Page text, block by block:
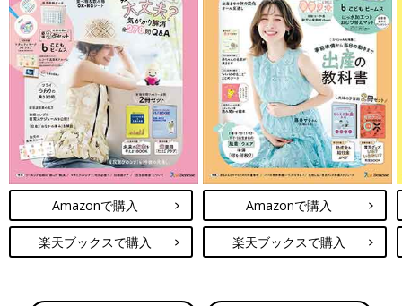
Amazonで購入
楽天ブックスで購入
Amazonで購入
楽天ブックスで購入